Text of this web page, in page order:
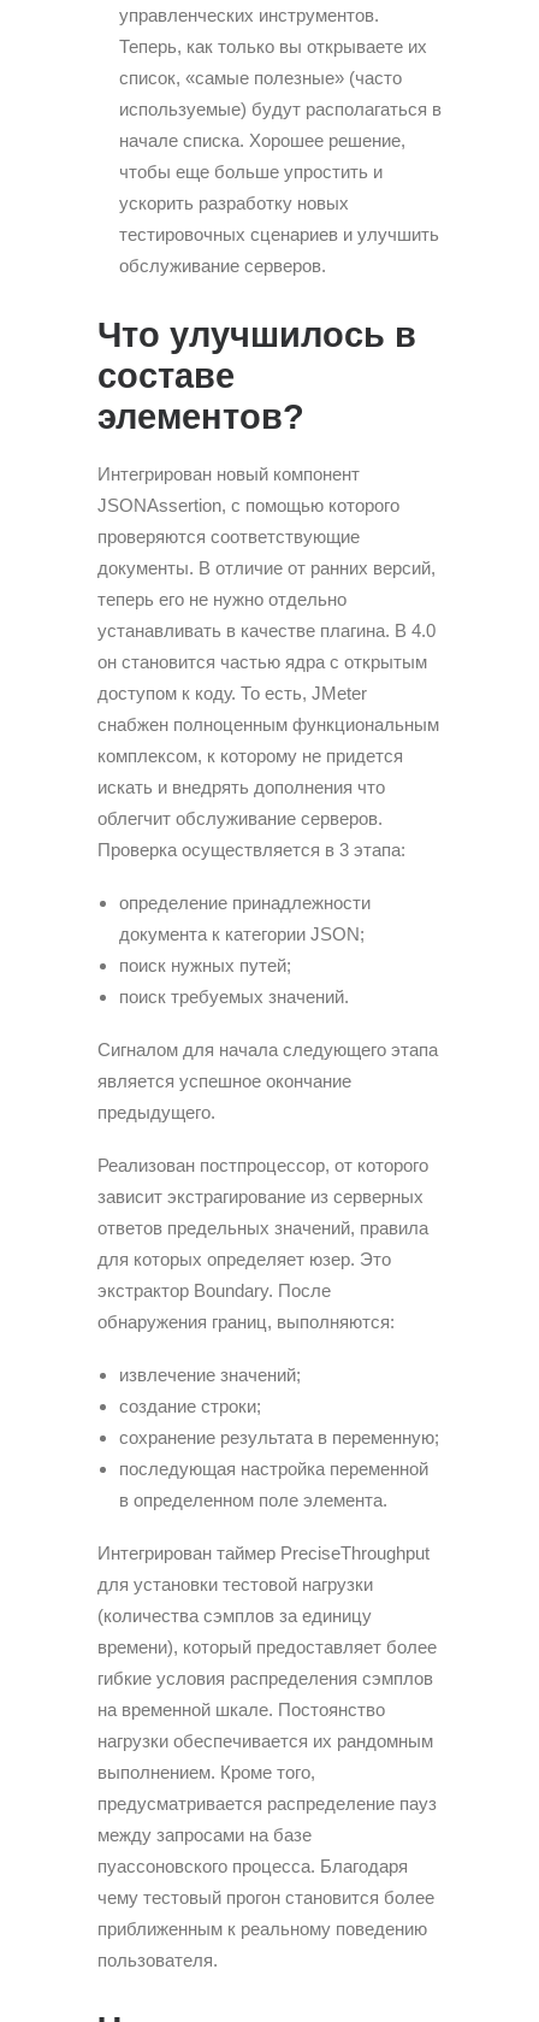
управленческих инструментов.
Теперь, как только вы открываете их
список, «самые полезные» (часто
используемые) будут располагаться в
начале списка. Хорошее решение,
чтобы еще больше упростить и
ускорить разработку новых
тестировочных сценариев и улучшить
обслуживание серверов.
Что улучшилось в
составе
элементов?
Интегрирован новый компонент
JSONAssertion, с помощью которого
проверяются соответствующие
документы. В отличие от ранних версий,
теперь его не нужно отдельно
устанавливать в качестве плагина. В 4.0
он становится частью ядра с открытым
доступом к коду. То есть, JMeter
снабжен полноценным функциональным
комплексом, к которому не придется
искать и внедрять дополнения что
облегчит обслуживание серверов.
Проверка осуществляется в 3 этапа:
определение принадлежности
документа к категории JSON;
поиск нужных путей;
поиск требуемых значений.
Сигналом для начала следующего этапа
является успешное окончание
предыдущего.
Реализован постпроцессор, от которого
зависит экстрагирование из серверных
ответов предельных значений, правила
для которых определяет юзер. Это
экстрактор Boundary. После
обнаружения границ, выполняются:
извлечение значений;
создание строки;
сохранение результата в переменную;
последующая настройка переменной
в определенном поле элемента.
Интегрирован таймер PreciseThroughput
для установки тестовой нагрузки
(количества сэмплов за единицу
времени), который предоставляет более
гибкие условия распределения сэмплов
на временной шкале. Постоянство
нагрузки обеспечивается их рандомным
выполнением. Кроме того,
предусматривается распределение пауз
между запросами на базе
пуассоновского процесса. Благодаря
чему тестовый прогон становится более
приближенным к реальному поведению
пользователя.